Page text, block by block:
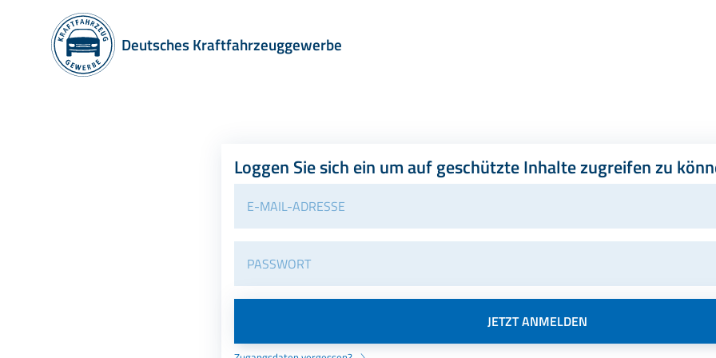
Deutsches Kraftfahrzeuggewerbe
Loggen Sie sich ein um auf geschützte Inhalte zugreifen zu